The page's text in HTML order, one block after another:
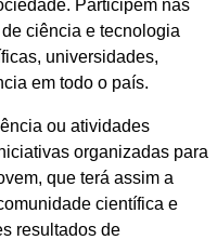
Participem nas
ciência e tecnologia
universidades,
em todo o país.
ou atividades
organizadas para
que terá assim a
científica e
resultados de